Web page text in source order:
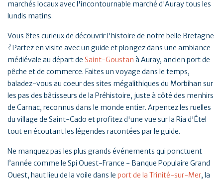
marchés locaux avec l'incontournable marché d'Auray tous les
lundis matins.
Vous êtes curieux de découvrir l'histoire de notre belle Bretagne
? Partez en visite avec un guide et plongez dans une ambiance
médiévale au départ de Saint-Goustan à Auray, ancien port de
pêche et de commerce. Faites un voyage dans le temps,
baladez-vous au coeur des sites mégalithiques du Morbihan sur
les pas des bâtisseurs de la Préhistoire, juste à côté des menhirs
de Carnac, reconnus dans le monde entier. Arpentez les ruelles
du village de Saint-Cado et profitez d'une vue sur la Ria d'Étel
tout en écoutant les légendes racontées par le guide.
Ne manquez pas les plus grands événements qui ponctuent
l’année comme le Spi Ouest-France - Banque Populaire Grand
Ouest, haut lieu de la voile dans le port de la Trinité-sur-Mer, la